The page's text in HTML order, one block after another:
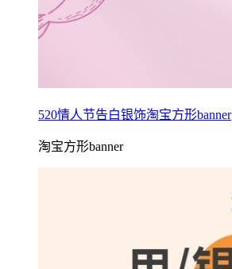
520情人节告白银饰淘宝方形banner
淘宝方形banner